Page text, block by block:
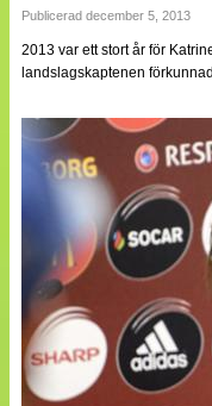
Bildreportage
Bloggar
Lagen
Cuper
Medlemsbilder
Till klubbkassan
NÄTverket
Split vision
Om oss
Annonsera
Statistik
Tipsa
Kontakt
Publicerad december 5, 2013
2013 var ett stort år för
landslagskaptenen